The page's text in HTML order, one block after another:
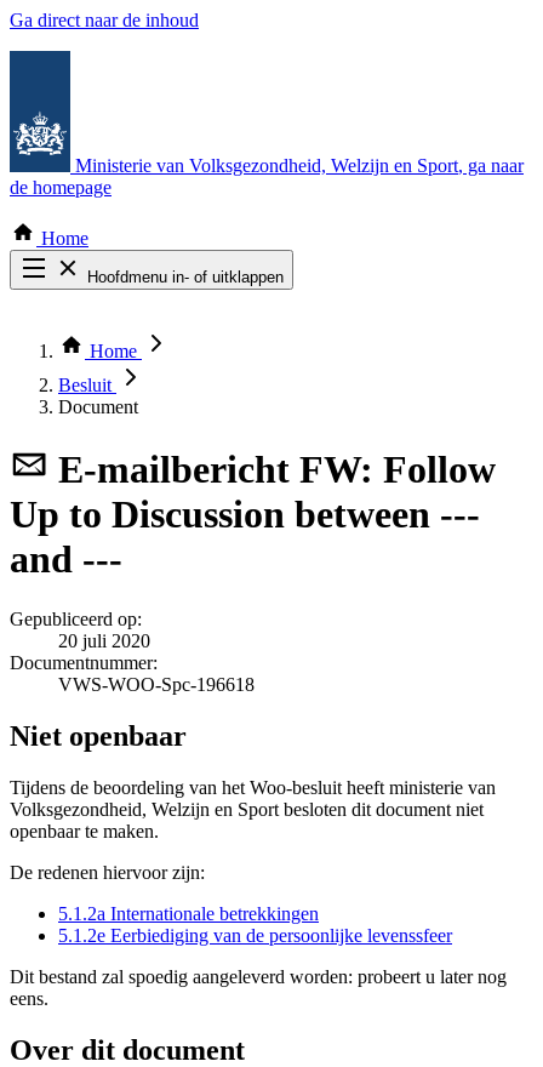
Ga direct naar de inhoud
Ministerie van Volksgezondheid, Welzijn en Sport, ga naar
de homepage
Home
Hoofdmenu in- of uitklappen
Thema COVID-19
Bekijk per bestuursorgaan
Home
Besluit
Document
E-mailbericht FW: Follow
Up to Discussion between ---
and ---
Gepubliceerd op:
20 juli 2020
Documentnummer:
VWS-WOO-Spc-196618
Niet openbaar
Tijdens de beoordeling van het Woo-besluit heeft ministerie van
Volksgezondheid, Welzijn en Sport besloten dit document niet
openbaar te maken.
De redenen hiervoor zijn:
5.1.2a Internationale betrekkingen
5.1.2e Eerbiediging van de persoonlijke levenssfeer
Dit bestand zal spoedig aangeleverd worden: probeert u later nog
eens.
Over dit document